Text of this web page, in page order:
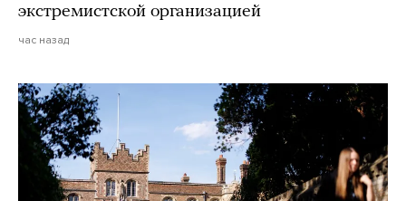
экстремистской организацией
час назад